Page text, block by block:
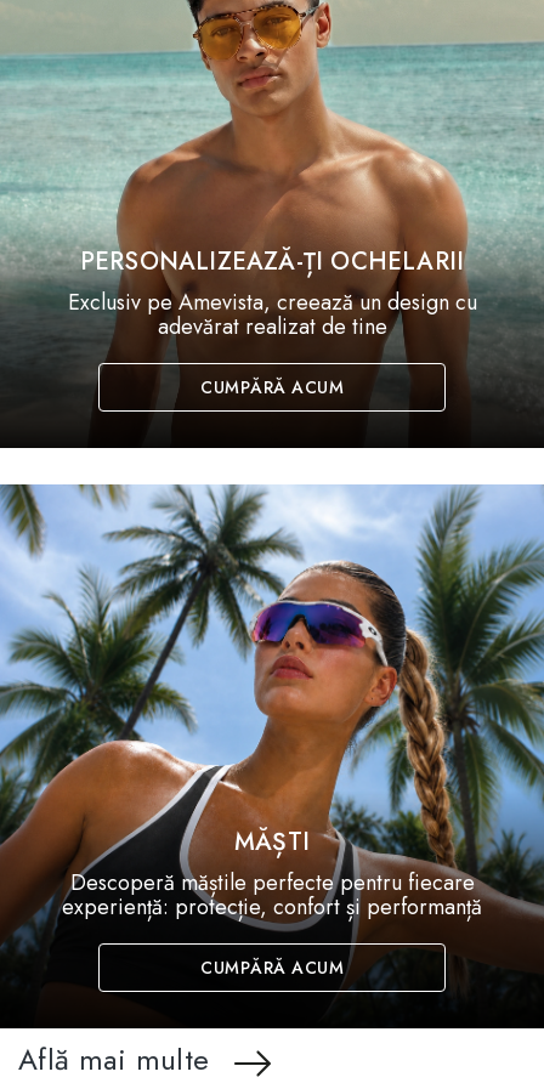
PERSONALIZEAZĂ-ȚI OCHELARII
Exclusiv pe Amevista, creează un design cu
adevărat realizat de tine
CUMPĂRĂ ACUM
MĂȘTI
Descoperă măștile perfecte pentru fiecare
experiență: protecție, confort și performanță
CUMPĂRĂ ACUM
Află mai multe